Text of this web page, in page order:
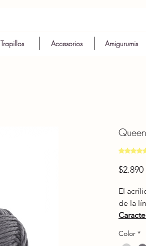
Trapillos Accesorios Amigurumis
Según
$2.890
El
de la
Color *